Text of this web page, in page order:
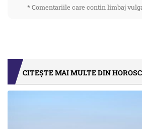
* Comentariile care contin limbaj
CITEȘTE MAI MULTE DIN